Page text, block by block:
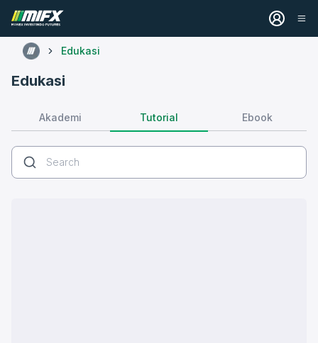
Edukasi
Edukasi
Akademi Tutorial Ebook